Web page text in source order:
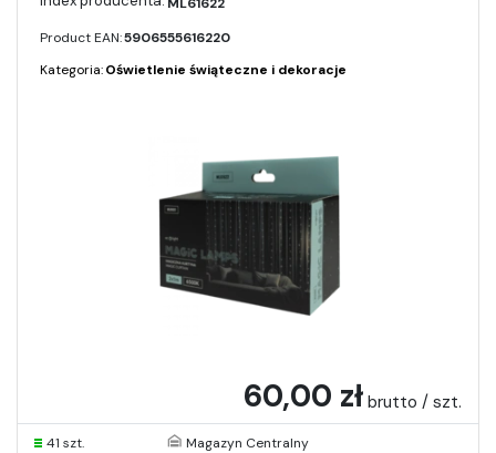
Product EAN:5906555616220
Kategoria:Oświetlenie świąteczne i dekoracje
60,00 zł brutto / szt.
41 szt.
Magazyn Centralny